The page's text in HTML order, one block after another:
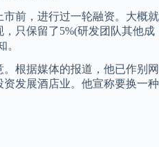
前，进行过一轮融资。大概就
只保留了5%(研发团队其他成
。
根据媒体的报道，他已作别网
发展酒店业。他宣称要换一种